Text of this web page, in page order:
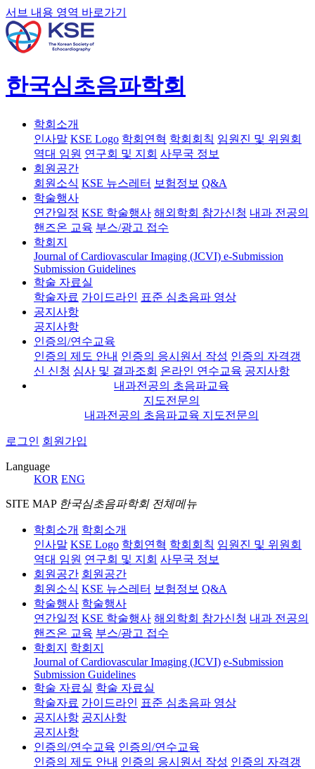
서브 내용 영역 바로가기
한국심초음파학회
학회소개
인사말 KSE Logo 학회연혁 학회회칙 임원진 및 위원회
역대 임원 연구회 및 지회 사무국 정보
회원공간
회원소식 KSE 뉴스레터 보험정보 Q&A
학술행사
연간일정 KSE 학술행사 해외학회 참가신청 내과 전공의
핸즈온 교육 부스/광고 접수
학회지
Journal of Cardiovascular Imaging (JCVI) e-Submission
Submission Guidelines
학술 자료실
학술자료 가이드라인 표준 심초음파 영상
공지사항
공지사항
인증의/연수교육
인증의 제도 안내 인증의 응시원서 작성 인증의 자격갱
신 신청 심사 및 결과조회 온라인 연수교육 공지사항
내과전공의 초음파교육
지도전문의
내과전공의 초음파교육 지도전문의
로그인 회원가입
Language
KOR ENG
SITE MAP 한국심초음파학회 전체메뉴
학회소개 학회소개
인사말 KSE Logo 학회연혁 학회회칙 임원진 및 위원회
역대 임원 연구회 및 지회 사무국 정보
회원공간 회원공간
회원소식 KSE 뉴스레터 보험정보 Q&A
학술행사 학술행사
연간일정 KSE 학술행사 해외학회 참가신청 내과 전공의
핸즈온 교육 부스/광고 접수
학회지
학회지
Journal of Cardiovascular Imaging (JCVI) e-Submission
Submission Guidelines
학술 자료실 학술 자료실
학술자료 가이드라인 표준 심초음파 영상
공지사항 공지사항
공지사항
인증의/연수교육 인증의/연수교육
인증의 제도 안내 인증의 응시원서 작성 인증의 자격갱